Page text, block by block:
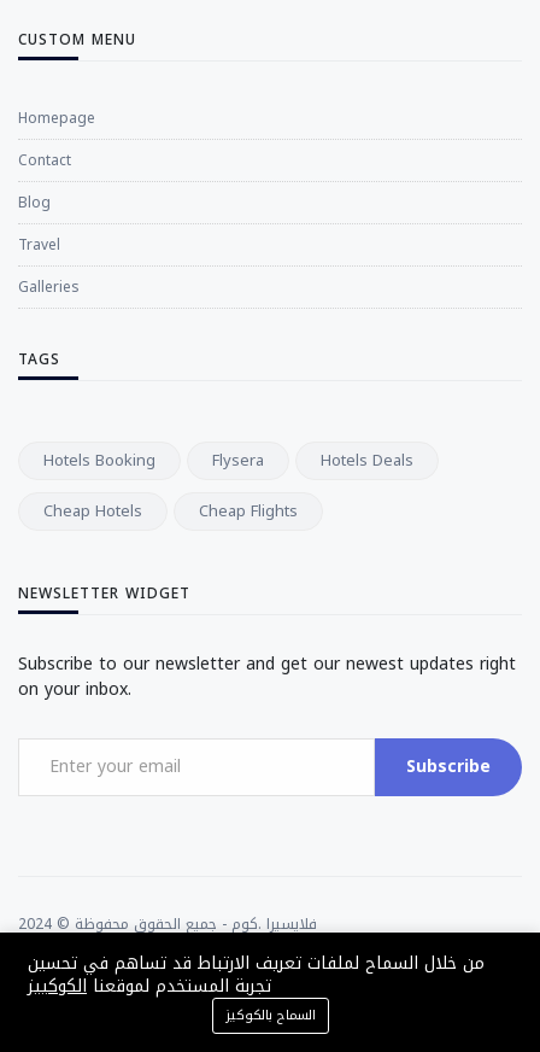
CUSTOM MENU
Homepage
Contact
Blog
Travel
Galleries
TAGS
Hotels Booking Flysera
Hotels Deals
Cheap Hotels
Cheap Flights
NEWSLETTER WIDGET
Subscribe to our newsletter and get our newest updates right
on your inbox.
Subscribe
2024 © فلايسيرا .كوم - جميع الحقوق محفوظة
برعاية ودعم فينكس للتكنولوجيا
من خلال السماح لملفات تعريف الارتباط قد تساهم في تحسين
تجربة المستخدم لموقعنا الكوكييز
السماح بالكوكيز